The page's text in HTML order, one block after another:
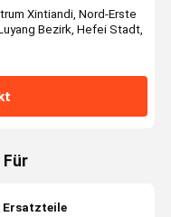
Xintiandi, Nord-Erste
Bezirk, Hefei Stadt,
Für
Ersatzteile